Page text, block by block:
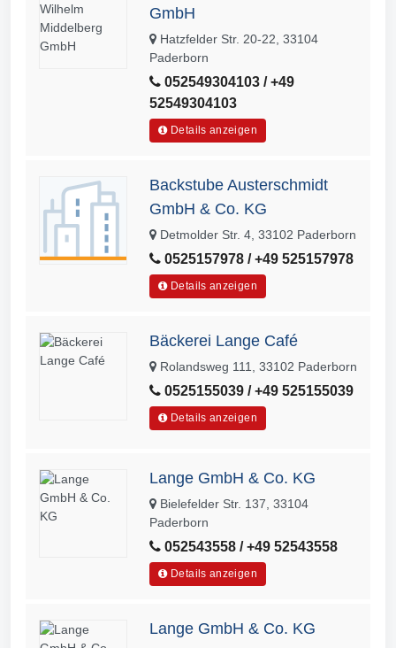
GmbH
Hatzfelder Str. 20-22, 33104
Paderborn
052549304103 / +49
52549304103
Details anzeigen
Backstube Austerschmidt
GmbH & Co. KG
Detmolder Str. 4, 33102 Paderborn
0525157978 / +49 525157978
Details anzeigen
Bäckerei Lange Café
Rolandsweg 111, 33102 Paderborn
0525155039 / +49 525155039
Details anzeigen
Lange GmbH & Co. KG
Bielefelder Str. 137, 33104
Paderborn
052543558 / +49 52543558
Details anzeigen
Lange GmbH & Co. KG